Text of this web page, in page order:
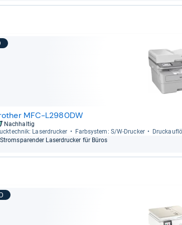
MFC-L2980DW
Nachhaltig
Laser­dru­cker
Farb­sys­tem: S/W-​Dru­cker
Strom­spa­ren­der Laser­dru­cker für Büros